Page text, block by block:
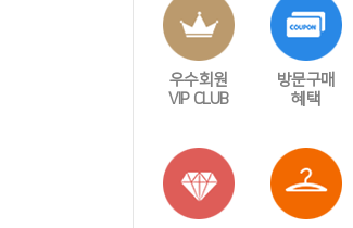
우수회원
VIP CLUB
방문구매
혜택